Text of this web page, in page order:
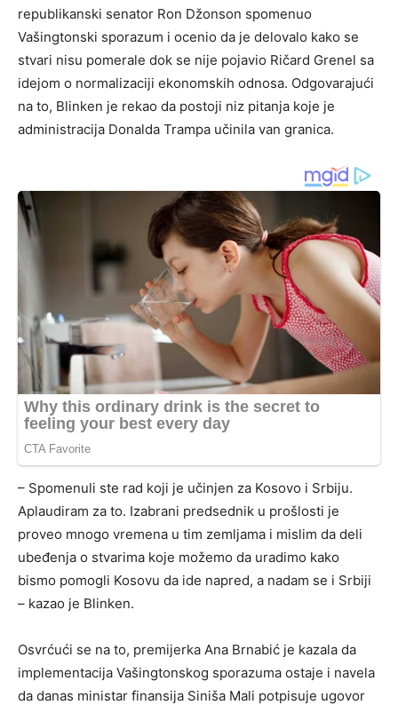
republikanski senator Ron Džonson spomenuo
Vašingtonski sporazum i ocenio da je delovalo kako se
stvari nisu pomerale dok se nije pojavio Ričard Grenel sa
idejom o normalizaciji ekonomskih odnosa. Odgovarajući
na to, Blinken je rekao da postoji niz pitanja koje je
administracija Donalda Trampa učinila van granica.
– Spomenuli ste rad koji je učinjen za Kosovo i Srbiju.
Aplaudiram za to. Izabrani predsednik u prošlosti je
proveo mnogo vremena u tim zemljama i mislim da deli
ubeđenja o stvarima koje možemo da uradimo kako
bismo pomogli Kosovu da ide napred, a nadam se i Srbiji
– kazao je Blinken.
Osvrćući se na to, premijerka Ana Brnabić je kazala da
implementacija Vašingtonskog sporazuma ostaje i navela
da danas ministar finansija Siniša Mali potpisuje ugovor